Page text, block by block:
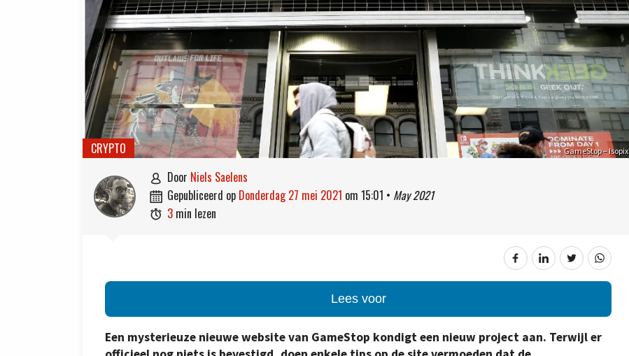
GameStop – Isopix
CRYPTO
 door Niels Saelens
 gepubliceerd op donderdag 27 mei 2021 om 15:01 • May 2021
 3 min lezen
Lees voor
Een mysterieuze nieuwe website van GameStop kondigt een nieuw project aan. Terwijl er